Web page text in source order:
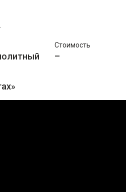
Стоимость
–